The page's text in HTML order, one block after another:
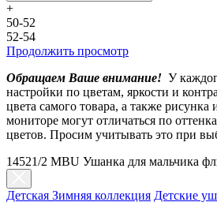
+
50-52
52-54
Продолжить просмотр
Обращаем Ваше внимание! У
настройки по цветам, яркости и
цвета самого товара, а также
мониторе могут отличаться по
цветов. Просим учитывать это при
14521/2 MBU Ушанка для мальчика
Детская Зимняя коллекция Детские